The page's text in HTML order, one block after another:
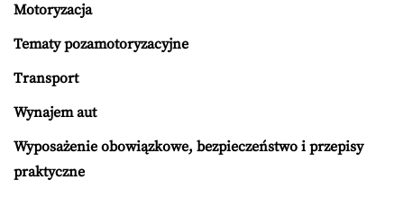
Motoryzacja
Tematy pozamotoryzacyjne
Transport
Wynajem aut
Wyposażenie obowiązkowe, bezpieczeństwo i przepisy
praktyczne